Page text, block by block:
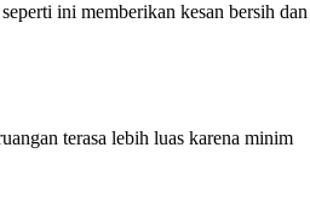
ini memberikan kesan bersih dan
terasa lebih luas karena minim